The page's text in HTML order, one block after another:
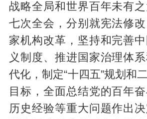
战略全局和世界百年未有
七次全会，分别就宪法修
家机构改革，坚持和完善
义制度、推进国家治理体
代化，制定“十四五”规划和
目标，全面总结党的百年
历史经验等重大问题作出